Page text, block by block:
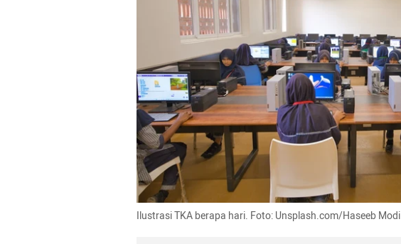
Ilustrasi TKA berapa hari. Foto: Unsplash.com/Haseeb Modi